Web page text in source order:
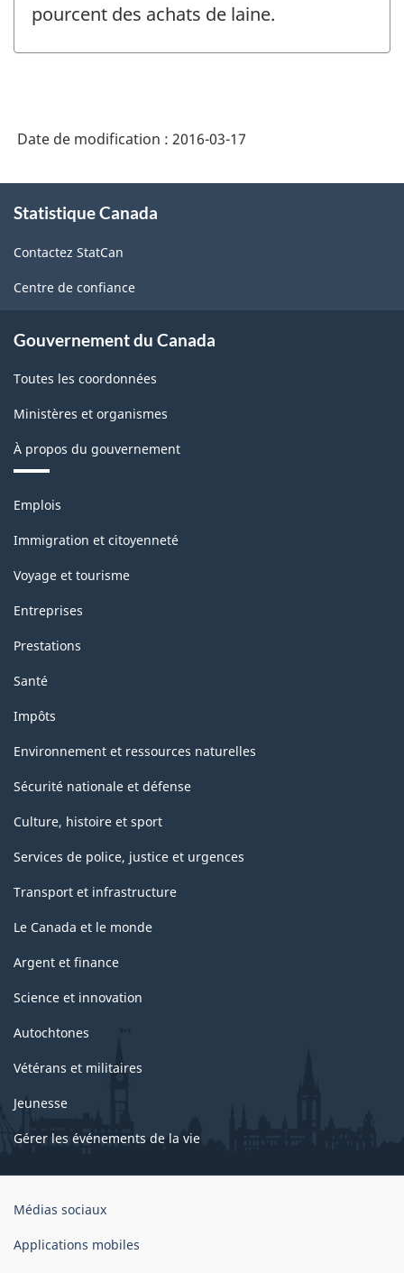
pourcent des achats de laine.
Date de modification : 2016-03-17
propos
ce
site
Statistique Canada
Contactez StatCan
Centre de confiance
Gouvernement du Canada
Toutes les coordonnées
Ministères et organismes
À propos du gouvernement
Thèmes
sujets
Emplois
Immigration et citoyenneté
Voyage et tourisme
Entreprises
Prestations
Santé
Impôts
Environnement et ressources naturelles
Sécurité nationale et défense
Culture, histoire et sport
Services de police, justice et urgences
Transport et infrastructure
Le Canada et le monde
Argent et finance
Science et innovation
Autochtones
Vétérans et militaires
Jeunesse
Gérer les événements de la vie
Organisation
gouvernement
Médias sociaux
Applications mobiles